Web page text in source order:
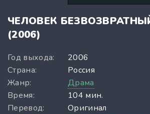
ЧЕЛОВЕК
(2006)
Год выхода:
2006
Страна:
Россия
Жанр:
Драма
Время:
104 мин.
Перевод:
Оригинал